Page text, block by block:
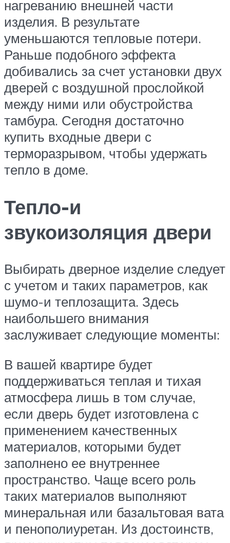
нагреванию внешней части
изделия. В результате
уменьшаются тепловые потери.
Раньше подобного эффекта
добивались за счет установки двух
дверей с воздушной прослойкой
между ними или обустройства
тамбура. Сегодня достаточно
купить входные двери с
терморазрывом, чтобы удержать
тепло в доме.
Тепло-и
звукоизоляция двери
Выбирать дверное изделие следует
с учетом и таких параметров, как
шумо-и теплозащита. Здесь
наибольшего внимания
заслуживает следующие моменты:
В вашей квартире будет
поддерживаться теплая и тихая
атмосфера лишь в том случае,
если дверь будет изготовлена с
применением качественных
материалов, которыми будет
заполнено ее внутреннее
пространство. Чаще всего роль
таких материалов выполняют
минеральная или базальтовая вата
и пенополиуретан. Из достоинств,